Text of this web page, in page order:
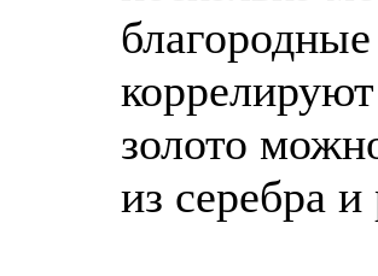
золото
из серебра